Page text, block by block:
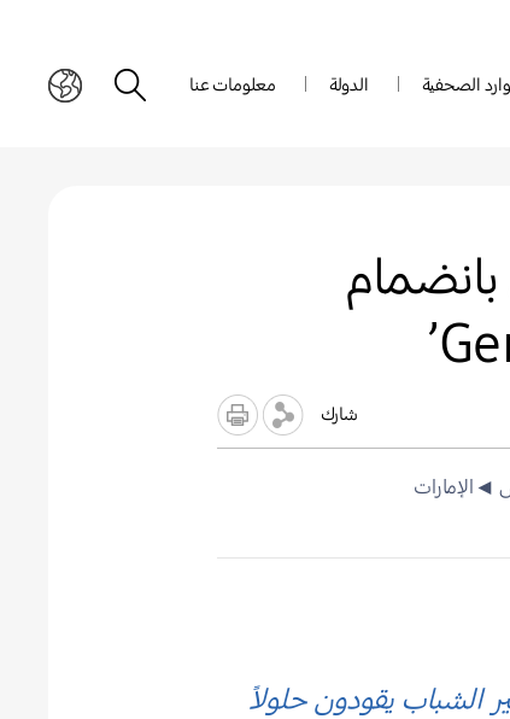
الصحفية الدولة معلومات عنا
شارك
◄الإمارات
الشباب يقودون حلولاً